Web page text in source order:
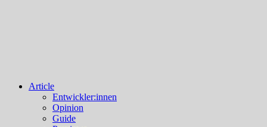
Article
Entwickler:innen
Opinion
Guide